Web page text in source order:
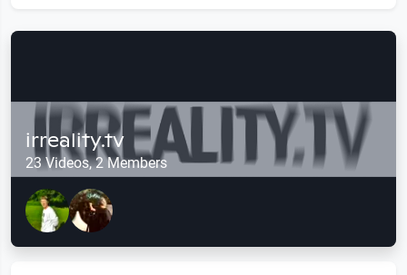
irreality.tv
23 Videos, 2 Members